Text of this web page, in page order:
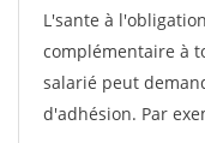
L'sante à
complémentaire à
salarié peut
d'adhésion. Par